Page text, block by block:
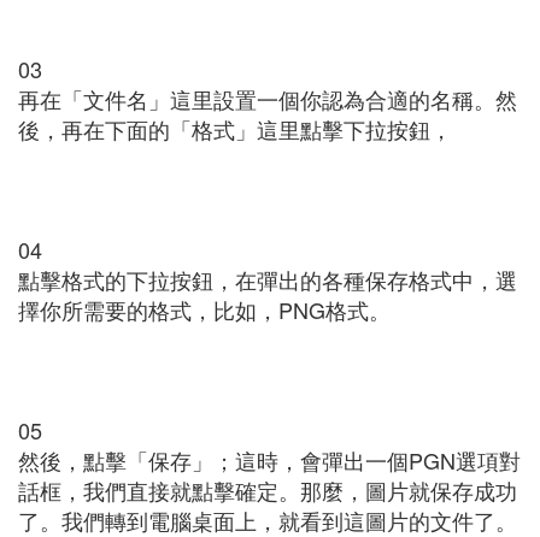
03
再在「文件名」這里設置一個你認為合適的名稱。然
後，再在下面的「格式」這里點擊下拉按鈕，
04
點擊格式的下拉按鈕，在彈出的各種保存格式中，選
擇你所需要的格式，比如，PNG格式。
05
然後，點擊「保存」；這時，會彈出一個PGN選項對
話框，我們直接就點擊確定。那麼，圖片就保存成功
了。我們轉到電腦桌面上，就看到這圖片的文件了。